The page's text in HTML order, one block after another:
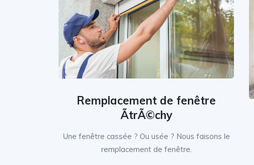
Remplacement de fenêtre
ÃtrÃ©chy
Une fenêtre cassée ? Ou usée ? Nous faisons le
remplacement de fenêtre.